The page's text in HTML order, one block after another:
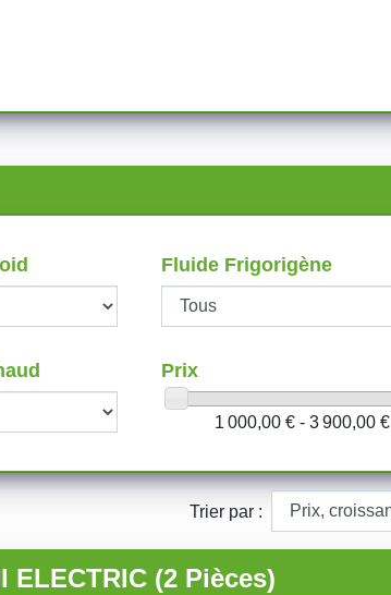
Fluide Frigorigène
Prix
1 000,00 € - 3 900,00 €
Trier par :
(2 Pièces)